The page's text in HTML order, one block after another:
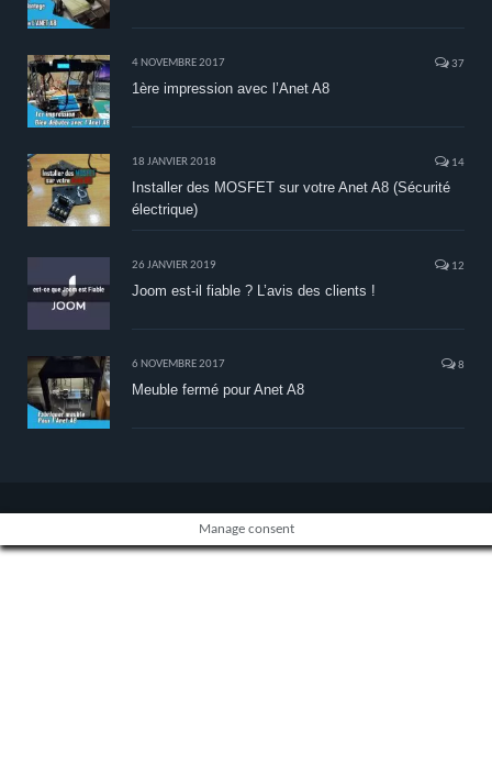
4 NOVEMBRE 2017 37
1ère impression avec l’Anet A8
18 JANVIER 2018 14
Installer des MOSFET sur votre Anet A8 (Sécurité
électrique)
26 JANVIER 2019 12
Joom est-il fiable ? L’avis des clients !
6 NOVEMBRE 2017 8
Meuble fermé pour Anet A8
Manage consent